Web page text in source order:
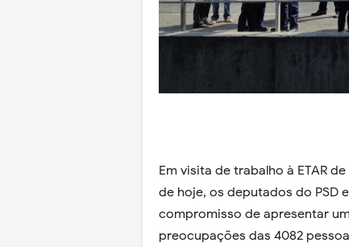
Em visita de trabalho à ETAR
de hoje, os deputados do PSD
compromisso de apresentar
preocupações das 4082